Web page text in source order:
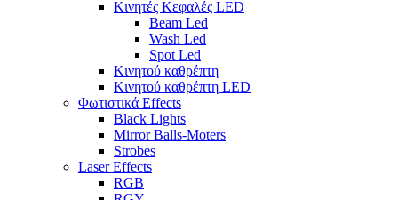
Κινητές Κεφαλές LED
Beam Led
Wash Led
Spot Led
Κινητού καθρέπτη
Κινητού καθρέπτη LED
Φωτιστικά Effects
Black Lights
Mirror Balls-Moters
Strobes
Laser Effects
RGB